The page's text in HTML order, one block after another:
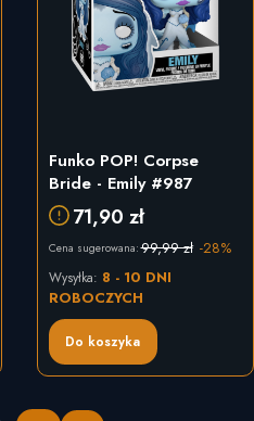
Funko POP! Corpse
Bride - Emily #987
71,90 zł
Cena sugerowana:99,99 zł -28%
Do koszyka
Wysyłka: 8 - 10 DNI
ROBOCZYCH